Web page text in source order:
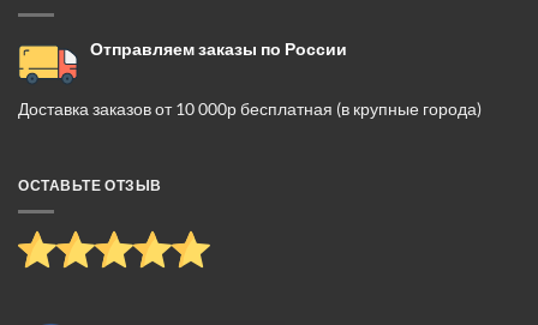
Отправляем заказы по России
Доставка заказов от 10 000р бесплатная (в крупные города)
ОСТАВЬТЕ ОТЗЫВ